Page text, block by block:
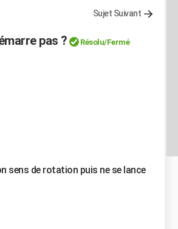
Sujet Suivant
pas ? Résolu/Fermé
sens de rotation puis ne se lance